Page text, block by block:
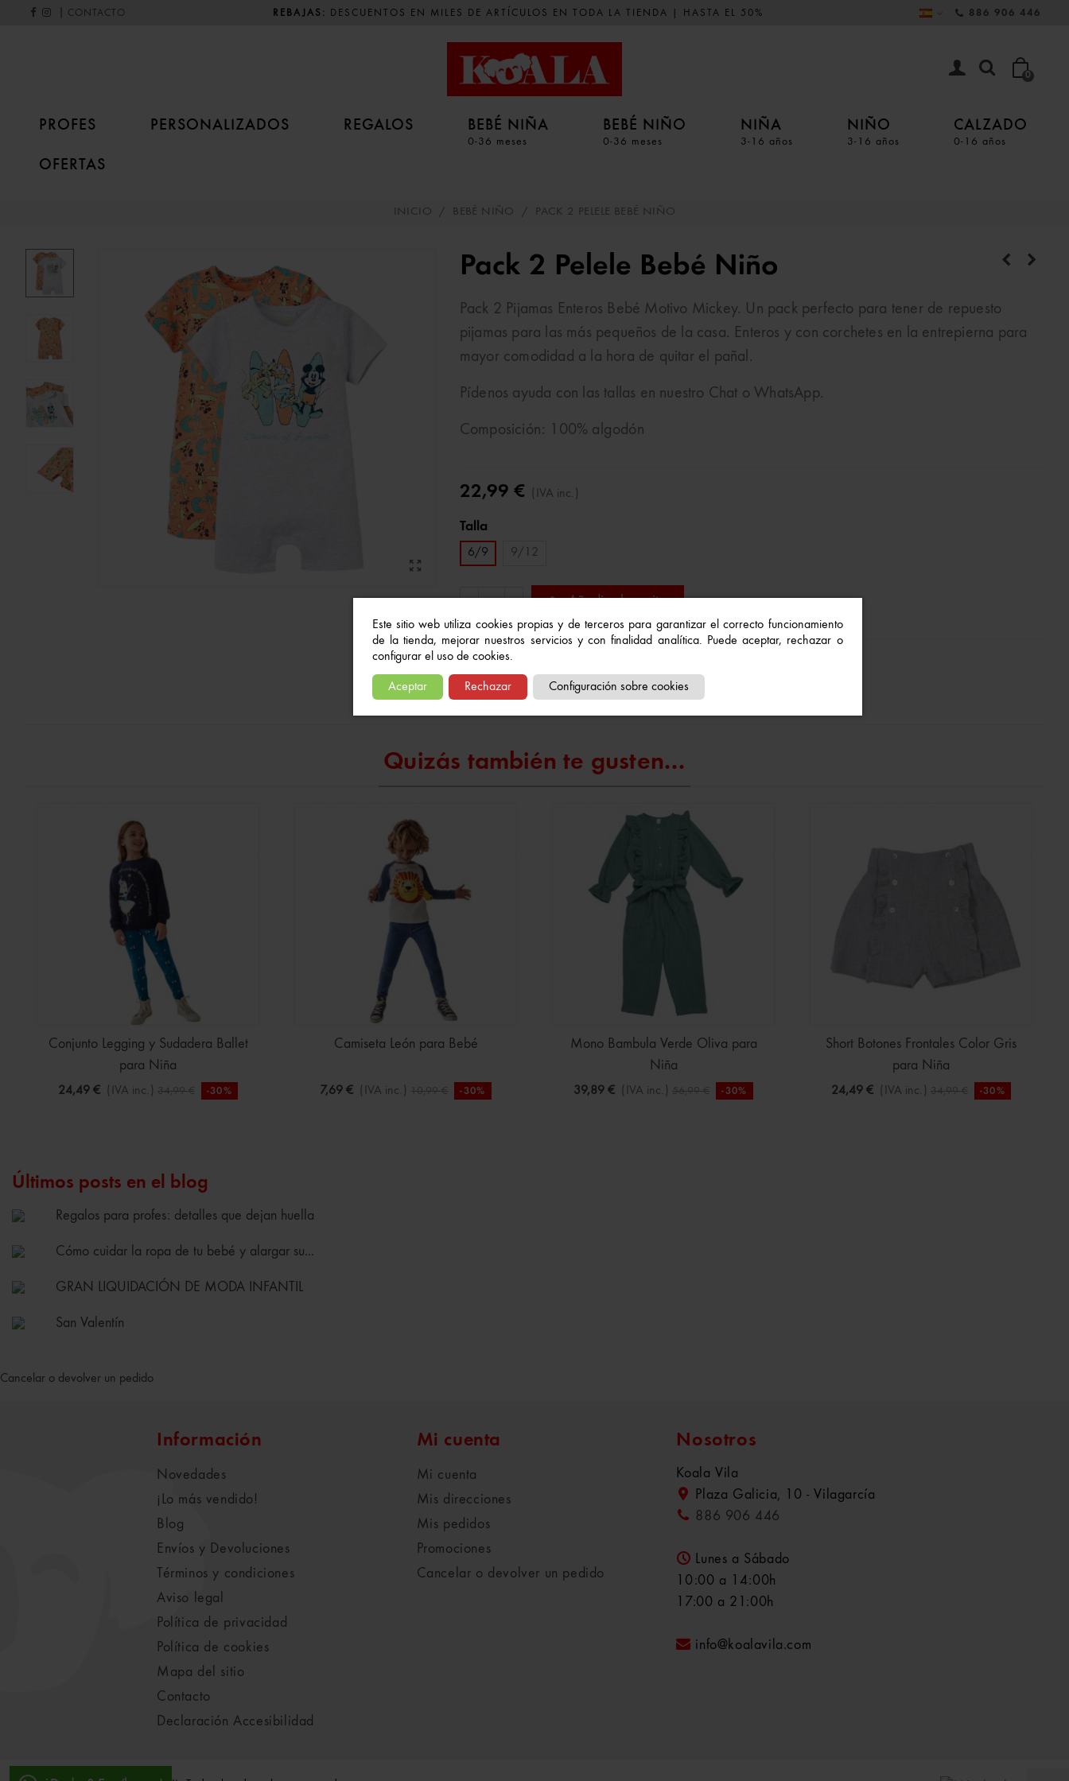
Este sitio web utiliza cookies propias y de terceros para garantizar el correcto funcionamiento
de la tienda, mejorar nuestros servicios y con finalidad analítica. Puede aceptar, rechazar o
configurar el uso de cookies.
Aceptar Rechazar Configuración sobre cookies
CONTACTO REBAJAS: DESCUENTOS EN MILES DE ARTÍCULOS EN TODA LA TIENDA | HASTA EL 50% 886 906 446
0
PROFES PERSONALIZADOS REGALOS BEBÉ NIÑA
0-36 meses
BEBÉ NIÑO
0-36 meses
NIÑA
3-16 años
NIÑO
3-16 años
CALZADO
0-16 años
OFERTAS
INICIO / BEBÉ NIÑO / PACK 2 PELELE BEBÉ NIÑO
Pack 2 Pelele Bebé Niño
Pack 2 Pijamas Enteros Bebé Motivo Mickey. Un pack perfecto para tener de repuesto
pijamas para las más pequeños de la casa. Enteros y con corchetes en la entrepierna para
mayor comodidad a la hora de quitar el pañal.
Pídenos ayuda con las tallas en nuestro Chat o WhatsApp.
Composición: 100% algodón
22,99 € (IVA inc.)
Talla
6/9 9/12
Añadir al carrito
Referencia:
A Lista De Deseos
Quizás también te gusten...
Conjunto Legging y Sudadera Ballet
para Niña
24,49 € (IVA inc.) 34,99 € -30%
Camiseta León para Bebé
7,69 € (IVA inc.) 10,99 € -30%
Mono Bambula Verde Oliva para
Niña
39,89 € (IVA inc.) 56,99 € -30%
Short Botones Frontales Color Gris
para Niña
24,49 € (IVA inc.) 34,99 € -30%
Últimos posts en el blog
Regalos para profes: detalles que dejan huella
Cómo cuidar la ropa de tu bebé y alargar su...
GRAN LIQUIDACIÓN DE MODA INFANTIL
San Valentín
Cancelar o devolver un pedido
Información
Novedades
¡Lo más vendido!
Blog
Envíos y Devoluciones
Términos y condiciones
Aviso legal
Política de privacidad
Política de cookies
Mapa del sitio
Contacto
Declaración Accesibilidad
Mi cuenta
Mi cuenta
Mis direcciones
Mis pedidos
Promociones
Cancelar o devolver un pedido
Nosotros
Koala Vila
Plaza Galicia, 10 - Vilagarcía
886 906 446
Lunes a Sábado
10:00 a 14:00h
17:00 a 21:00h
info@koalavila.com